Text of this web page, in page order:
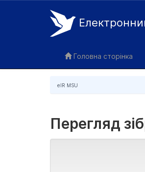
Головна сторінка
eIR MSU
Перегляд